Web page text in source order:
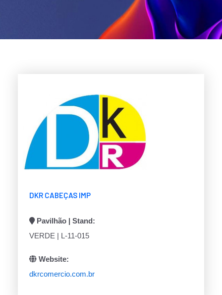
DKR CABEÇAS IMP
Pavilhão | Stand:
VERDE | L-11-015
Website:
dkrcomercio.com.br